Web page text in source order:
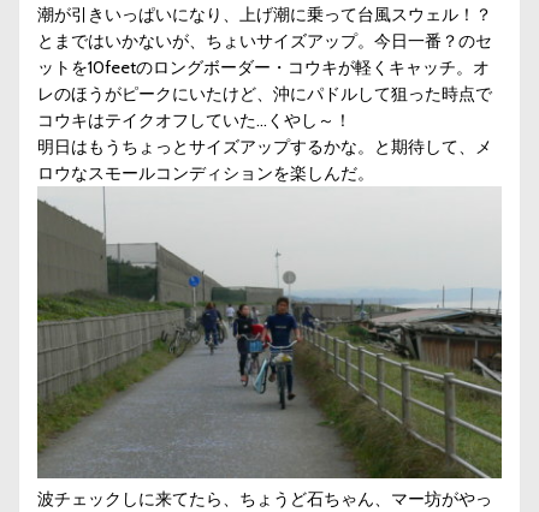
潮が引きいっぱいになり、上げ潮に乗って台風スウェル！？
とまではいかないが、ちょいサイズアップ。今日一番？のセ
ットを10feetのロングボーダー・コウキが軽くキャッチ。オ
レのほうがピークにいたけど、沖にパドルして狙った時点で
コウキはテイクオフしていた…くやし～！
明日はもうちょっとサイズアップするかな。と期待して、メ
ロウなスモールコンディションを楽しんだ。
波チェックしに来てたら、ちょうど石ちゃん、マー坊がやっ